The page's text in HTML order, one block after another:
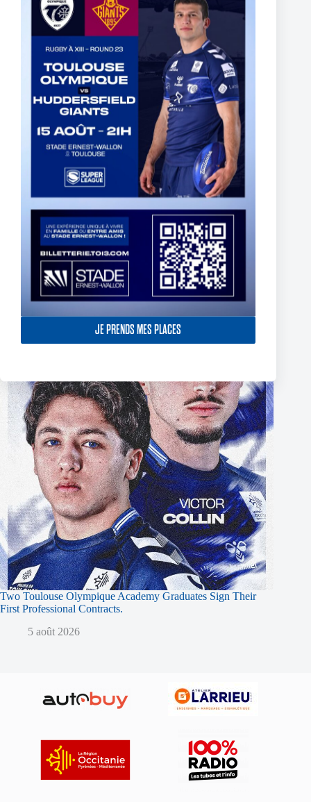
JE PRENDS MES PLACES
The End of Reubenn Rennie’s Olympian Journey
6 août 2026
Two Toulouse Olympique Academy Graduates Sign Their
First Professional Contracts.
5 août 2026